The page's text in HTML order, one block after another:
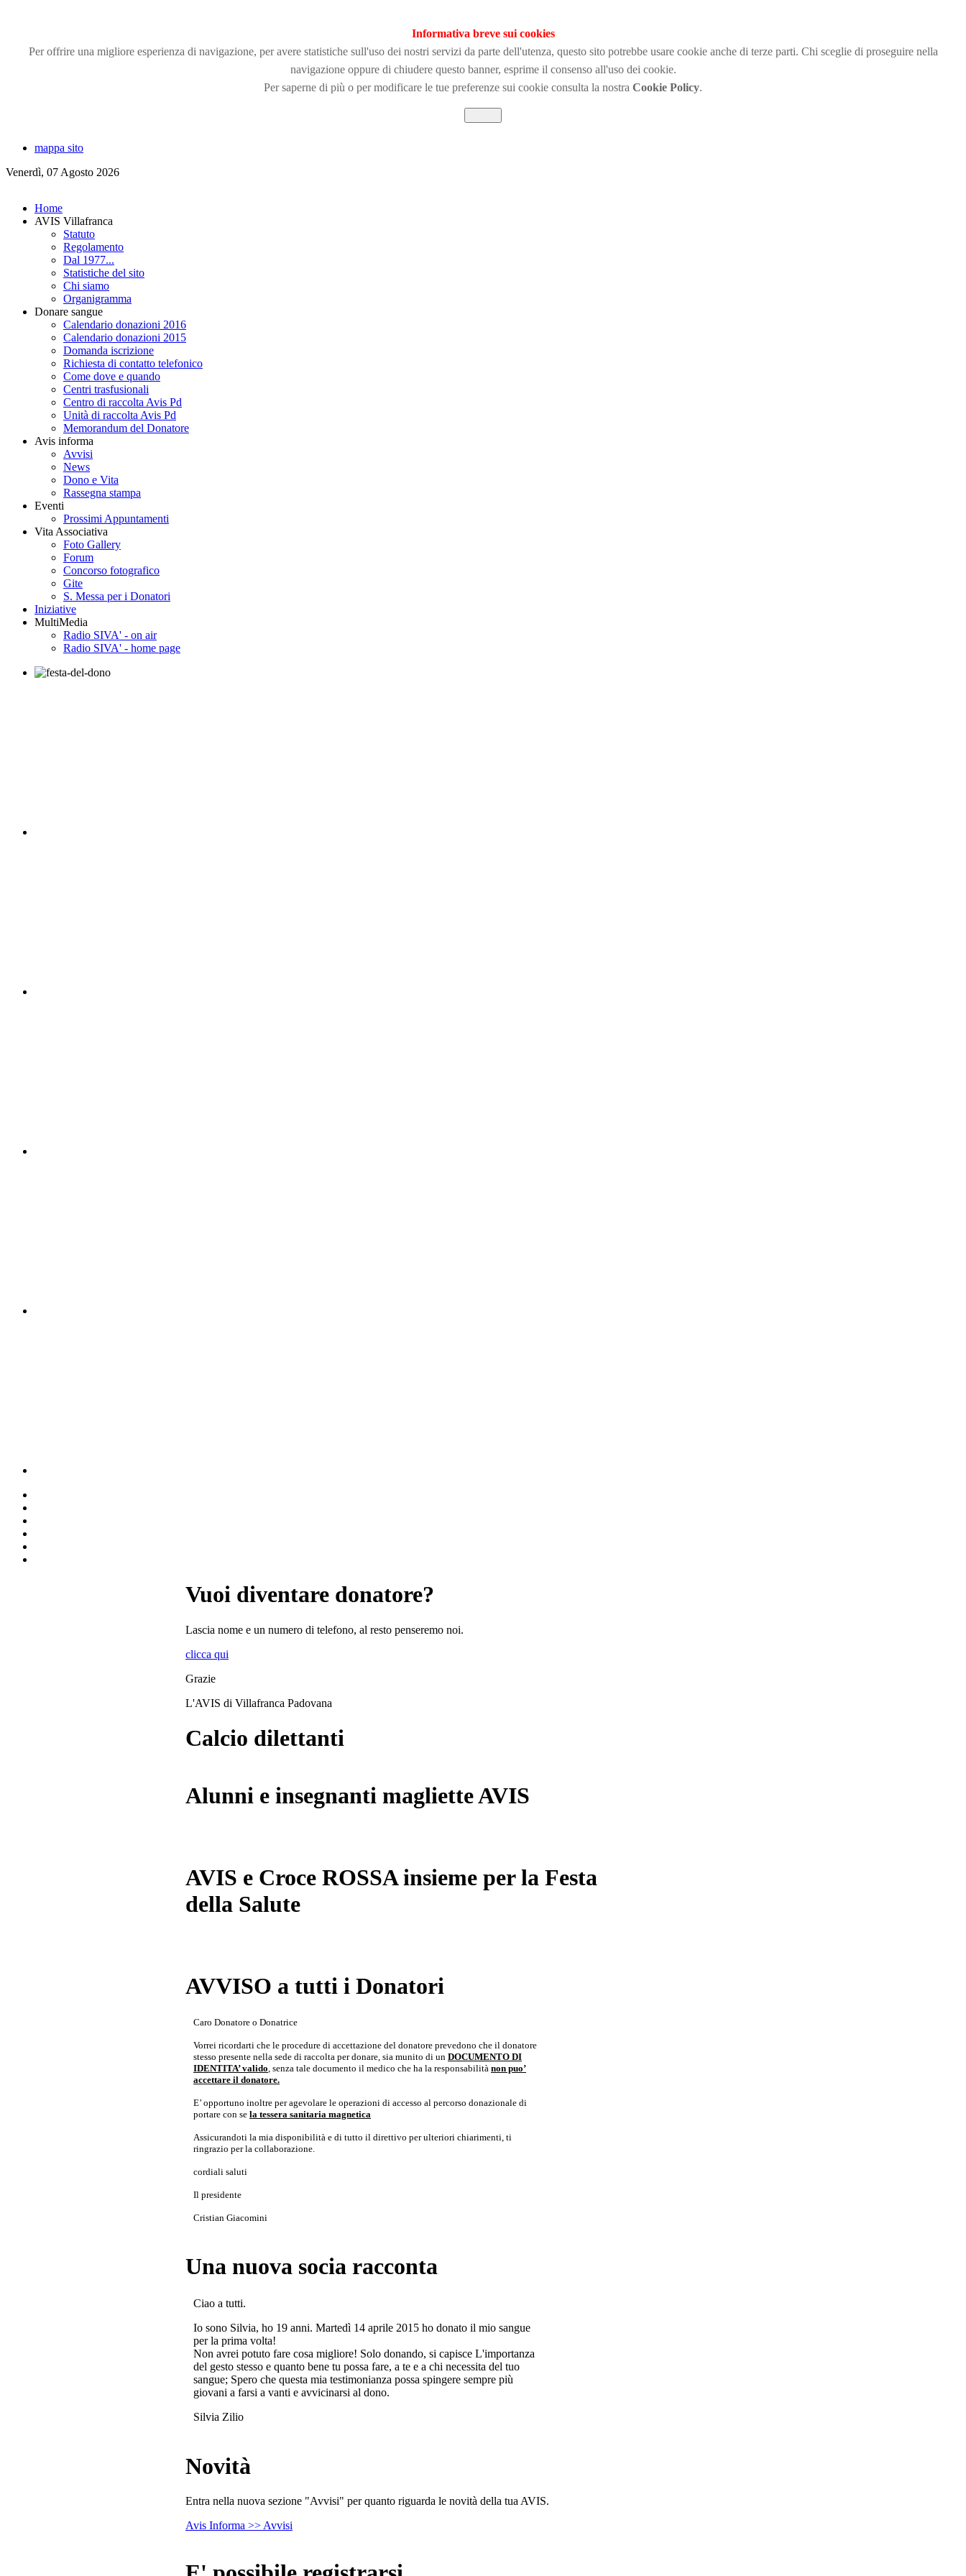
Informativa breve sui cookies
Per offrire una migliore esperienza di navigazione, per avere statistiche sull'uso dei nostri servizi da parte dell'utenza, questo sito potrebbe usare cookie anche di terze parti. Chi sceglie di proseguire nella
navigazione oppure di chiudere questo banner, esprime il consenso all'uso dei cookie.
Per saperne di più o per modificare le tue preferenze sui cookie consulta la nostra Cookie Policy.
mappa sito
Venerdì, 07 Agosto 2026
Home
AVIS Villafranca
Statuto
Regolamento
Dal 1977...
Statistiche del sito
Chi siamo
Organigramma
Donare sangue
Calendario donazioni 2016
Calendario donazioni 2015
Domanda iscrizione
Richiesta di contatto telefonico
Come dove e quando
Centri trasfusionali
Centro di raccolta Avis Pd
Unità di raccolta Avis Pd
Memorandum del Donatore
Avis informa
Avvisi
News
Dono e Vita
Rassegna stampa
Eventi
Prossimi Appuntamenti
Vita Associativa
Foto Gallery
Forum
Concorso fotografico
Gite
S. Messa per i Donatori
Iniziative
MultiMedia
Radio SIVA' - on air
Radio SIVA' - home page
Vuoi diventare donatore?
Lascia nome e un numero di telefono, al resto penseremo noi.
clicca qui
Grazie
L'AVIS di Villafranca Padovana
Calcio dilettanti
Alunni e insegnanti magliette AVIS
AVIS e Croce ROSSA insieme per la Festa
della Salute
AVVISO a tutti i Donatori
Caro Donatore o Donatrice
Vorrei ricordarti che le procedure di accettazione del donatore prevedono che il donatore
stesso presente nella sede di raccolta per donare, sia munito di un DOCUMENTO DI
IDENTITA’ valido, senza tale documento il medico che ha la responsabilità non puo’
accettare il donatore.
E’ opportuno inoltre per agevolare le operazioni di accesso al percorso donazionale di
portare con se la tessera sanitaria magnetica
Assicurandoti la mia disponibilità e di tutto il direttivo per ulteriori chiarimenti, ti
ringrazio per la collaborazione.
cordiali saluti
Il presidente
Cristian Giacomini
Una nuova socia racconta
Ciao a tutti.
Io sono Silvia, ho 19 anni. Martedì 14 aprile 2015 ho donato il mio sangue
per la prima volta!
Non avrei potuto fare cosa migliore! Solo donando, si capisce L'importanza
del gesto stesso e quanto bene tu possa fare, a te e a chi necessita del tuo
sangue; Spero che questa mia testimonianza possa spingere sempre più
giovani a farsi a vanti e avvicinarsi al dono.
Silvia Zilio
Novità
Entra nella nuova sezione "Avvisi" per quanto riguarda le novità della tua AVIS.
Avis Informa >> Avvisi